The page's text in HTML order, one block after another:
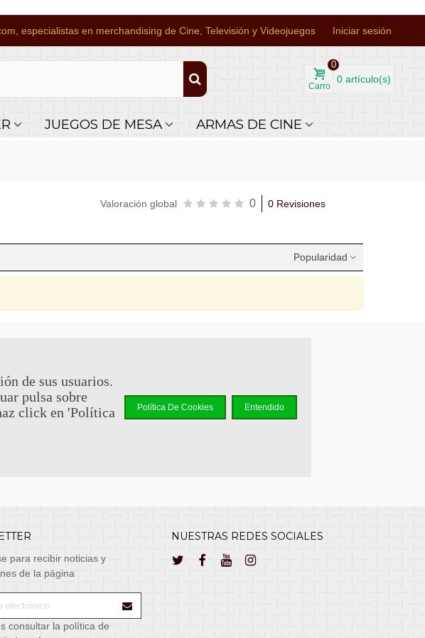
especialistas en merchandising de Cine, Televisión y Videojuegos Iniciar sesión
Carro
0
0 artículo(s)
JUEGOS DE MESA ARMAS DE CINE
Valoración global 0 0 Revisiones
Popularidad
email: atencionalcliente@cuernavilla.com
para recibir noticias y
de la página
consultar la política de
NUESTRAS REDES SOCIALES
de sus usuarios.
pulsa sobre
click en 'Política
Política De Cookies Entendido